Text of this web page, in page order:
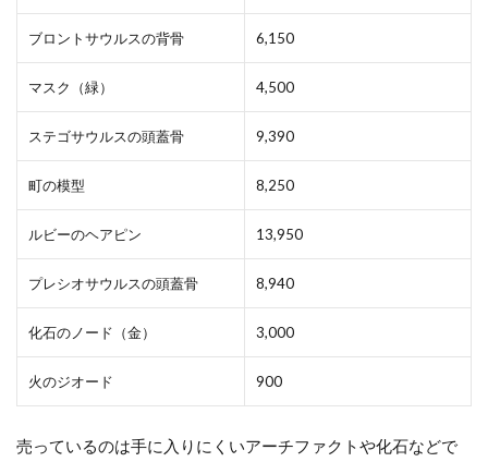
ブロントサウルスの背骨 6,150
マスク（緑） 4,500
ステゴサウルスの頭蓋骨 9,390
町の模型 8,250
ルビーのヘアピン 13,950
プレシオサウルスの頭蓋骨 8,940
化石のノード（金） 3,000
火のジオード 900
売っているのは手に入りにくいアーチファクトや化石などで